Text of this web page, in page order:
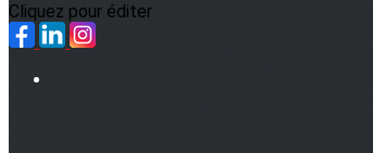
Cliquez pour éditer